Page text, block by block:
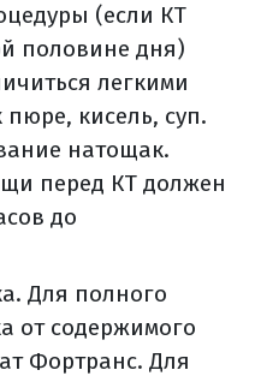
(если КТ
половине дня)
легкими
кисель, суп.
натощак.
перед КТ должен
до
Для полного
от содержимого
Фортранс. Для